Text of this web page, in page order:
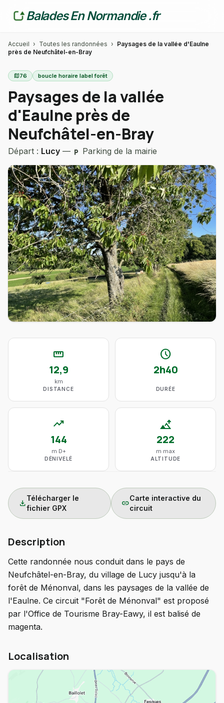
Balades En Normandie .fr
Accueil › Toutes les randonnées › Paysages de la vallée d'Eaulne
près de Neufchâtel-en-Bray
map76 boucle horaire label forêt
Paysages de la vallée
d'Eaulne près de
Neufchâtel-en-Bray
Départ : Lucy — local_parking Parking de la mairie
straighten
12,9
km
DISTANCE
schedule
2h40
DURÉE
trending_up
144
m D+
DÉNIVELÉ
altitude
222
m max
ALTITUDE
download
Télécharger le
fichier GPX
link
Carte interactive du
circuit
Description
Cette randonnée nous conduit dans le pays de
Neufchâtel-en-Bray, du village de Lucy jusqu'à la
forêt de Ménonval, dans les paysages de la vallée de
l'Eaulne. Ce circuit "Forêt de Ménonval" est proposé
par l'Office de Tourisme Bray-Eawy, il est balisé de
magenta.
Localisation